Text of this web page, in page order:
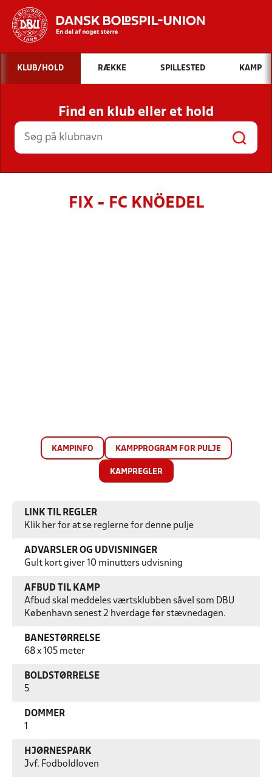
Hvad vil du søge efter?
INDHOLD OG NYHEDER
STILLINGER, RESULTATER, KLUBBER OG
HOLD
KLUB/HOLD RÆKKE SPILLESTED KAMP
Find en klub eller et hold
FIX - FC KNÖEDEL
KAMPINFO KAMPPROGRAM FOR PULJE
KAMPREGLER
LINK TIL REGLER
Klik her for at se reglerne for denne pulje
ADVARSLER OG UDVISNINGER
Gult kort giver 10 minutters udvisning
AFBUD TIL KAMP
Afbud skal meddeles værtsklubben såvel som DBU
København senest 2 hverdage før stævnedagen.
BANESTØRRELSE
68 x 105 meter
BOLDSTØRRELSE
5
DOMMER
HJØRNESPARK
Jvf. Fodboldloven